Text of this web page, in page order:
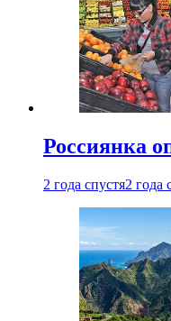
Россиянка
2 года спустя2 года